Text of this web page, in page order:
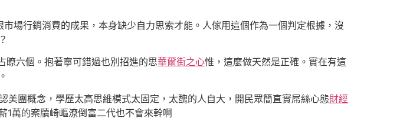
行銷消費的成果，本身缺少自力思索才能。人傢用這個作為一個判定根據，沒
六個。抱著寧可錯過也別招進的思華爾街之心惟，這麼做天然是正確。實在有這
團概念，學歷太高思維模式太固定，太醜的人自大，開民眾簡直實屌絲心態財經
1萬的案牘崎嶇潦倒富二代也不會來幹啊